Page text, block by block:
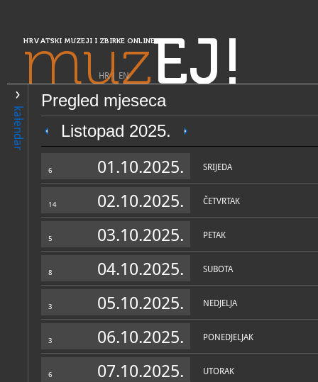
HRVATSKI MUZEJI I ZBIRKE ONLINE
muzEJ!
HR| EN
kalendar
Pregled mjeseca
Listopad 2025.
6 01.10.2025. SRIJEDA
14 02.10.2025. ČETVRTAK
5 03.10.2025. PETAK
8 04.10.2025. SUBOTA
3 05.10.2025. NEDJELJA
3 06.10.2025. PONEDJELJAK
6 07.10.2025. UTORAK
PRETRAŽIVANJE
Središnja Hrvatska
Zavičajni muzej Ozalj
OPĆI PODACI
Zbirke